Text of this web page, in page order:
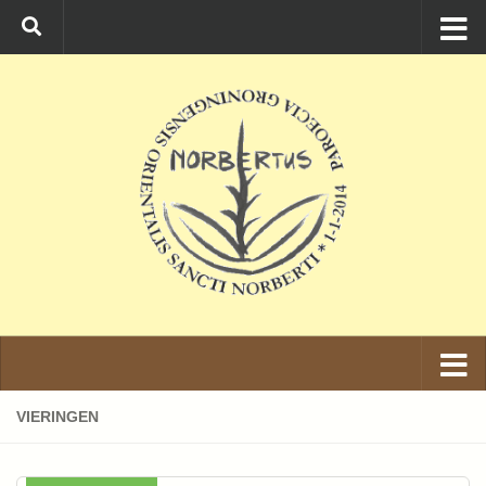
Ga naar de inhoud
VIERINGEN